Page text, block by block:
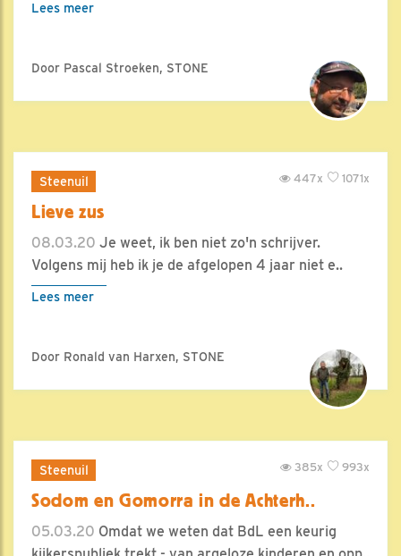
Lees meer
Door Pascal Stroeken, STONE
Steenuil 1071x
447x
Lieve zus
08.03.20 Je weet, ik ben niet zo'n schrijver.
Volgens mij heb ik je de afgelopen 4 jaar niet e..
Lees meer
Door Ronald van Harxen, STONE
Steenuil 993x
385x
Sodom en Gomorra in de Achterh..
05.03.20 Omdat we weten dat BdL een keurig